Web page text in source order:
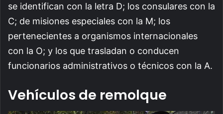
se identifican con la letra D; los consulares con la
C; de misiones especiales con la M; los
pertenecientes a organismos internacionales
con la O; y los que trasladan o conducen
funcionarios administrativos o técnicos con la A.
Vehículos de remolque